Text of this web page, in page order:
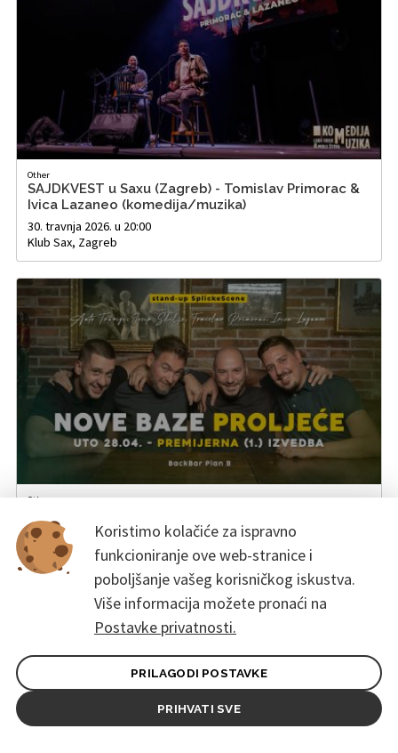
Other
SAJDKVEST u Saxu (Zagreb) - Tomislav Primorac &
Ivica Lazaneo (komedija/muzika)
30. travnja 2026. u 20:00
Klub Sax, Zagreb
Other
- 1. IZVEDBA!
28. travnja 2026. u 20:00
BackBar Plan B, Split
Koristimo kolačiće za ispravno
funkcioniranje ove web-stranice i
poboljšanje vašeg korisničkog iskustva.
Više informacija možete pronaći na
Postavke privatnosti.
PRILAGODI POSTAVKE
PRIHVATI SVE